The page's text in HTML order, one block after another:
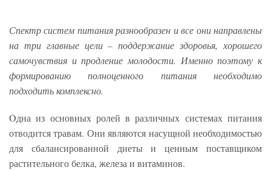
Спектр систем питания разнообразен и все они направлены
на три главные цели – поддержание здоровья, хорошего
самочувствия и продление молодости. Именно поэтому к
формированию полноценного питания необходимо
подходить комплексно.
Oдна из основных ролей в различных системах питания
отводится травам. Они являются насущной необходимостью
для сбалансированной диеты и ценным поставщиком
растительного белка, железа и витаминов.